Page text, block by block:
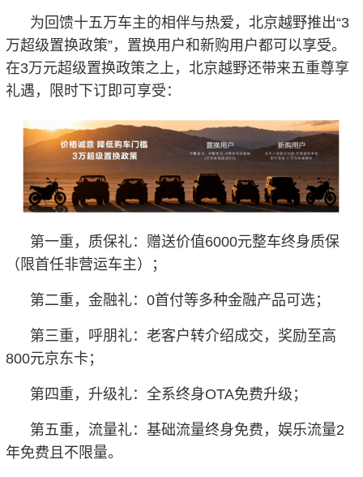
为回馈十五万车主的相伴与热爱，北京越野推出“3
万超级置换政策”，置换用户和新购用户都可以享受。
在3万元超级置换政策之上，北京越野还带来五重尊享
礼遇，限时下订即可享受：
第一重，质保礼：赠送价值6000元整车终身质保
（限首任非营运车主）；
第二重，金融礼：0首付等多种金融产品可选；
第三重，呼朋礼：老客户转介绍成交，奖励至高
800元京东卡；
第四重，升级礼：全系终身OTA免费升级；
第五重，流量礼：基础流量终身免费，娱乐流量2
年免费且不限量。